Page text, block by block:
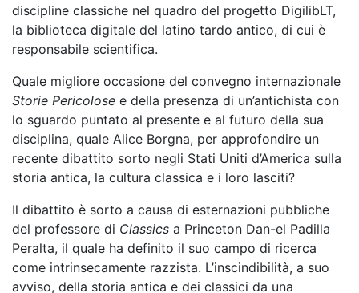
discipline classiche nel quadro del progetto DigilibLT,
la biblioteca digitale del latino tardo antico, di cui è
responsabile scientifica.
Quale migliore occasione del convegno internazionale
Storie Pericolose e della presenza di un’antichista con
lo sguardo puntato al presente e al futuro della sua
disciplina, quale Alice Borgna, per approfondire un
recente dibattito sorto negli Stati Uniti d’America sulla
storia antica, la cultura classica e i loro lasciti?
Il dibattito è sorto a causa di esternazioni pubbliche
del professore di Classics a Princeton Dan-el Padilla
Peralta, il quale ha definito il suo campo di ricerca
come intrinsecamente razzista. L’inscindibilità, a suo
avviso, della storia antica e dei classici da una